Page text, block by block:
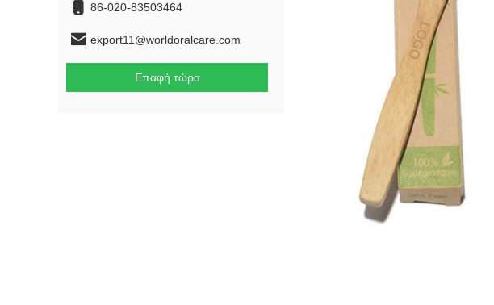
86-020-83503464
export11@worldoralcare.com
Επαφή τώρα